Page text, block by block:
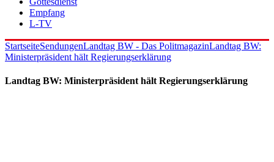
Empfang
L-TV
StartseiteSendungenLandtag BW - Das PolitmagazinLandtag BW:
Ministerpräsident hält Regierungserklärung
Landtag BW: Ministerpräsident hält Regierungserklärung